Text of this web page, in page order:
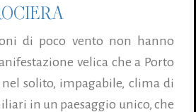
di poco vento non hanno
velica che a Porto
solito, impagabile, clima di
in un paesaggio unico, che